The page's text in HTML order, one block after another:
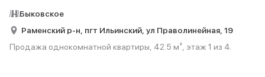
Быковское
Раменский р-н, пгт Ильинский, ул Праволинейная, 19
Продажа однокомнатной квартиры, 42.5 м², этаж 1 из 4.